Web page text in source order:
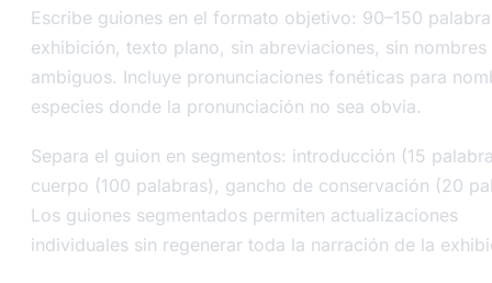
Escribe guiones en el formato objetivo: 90–150
exhibición, texto plano, sin abreviaciones, sin
ambiguos. Incluye pronunciaciones fonéticas para
especies donde la pronunciación no sea obvia.
Separa el guion en segmentos: introducción (15
cuerpo (100 palabras), gancho de conservación (20
Los guiones segmentados permiten actualizaciones
individuales sin regenerar toda la narración de la